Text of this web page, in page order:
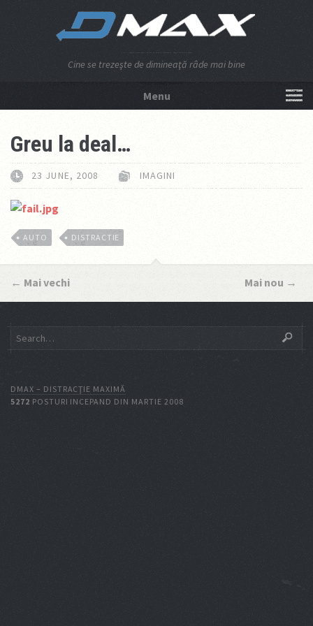
Cine se trezeşte de dimineaţă râde mai bine
Menu
Greu la deal…
23 JUNE, 2008 IMAGINI
AUTO DISTRACTIE
← Mai vechi Mai nou →
DMAX – DISTRACŢIE MAXIMĂ
5272 POSTURI INCEPAND DIN MARTIE 2008